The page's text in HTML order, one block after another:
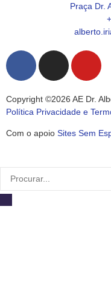
Praça Dr.
Copyright ©2026 AE Dr.
Política Privacidade e
Com o apoio Sites Sem